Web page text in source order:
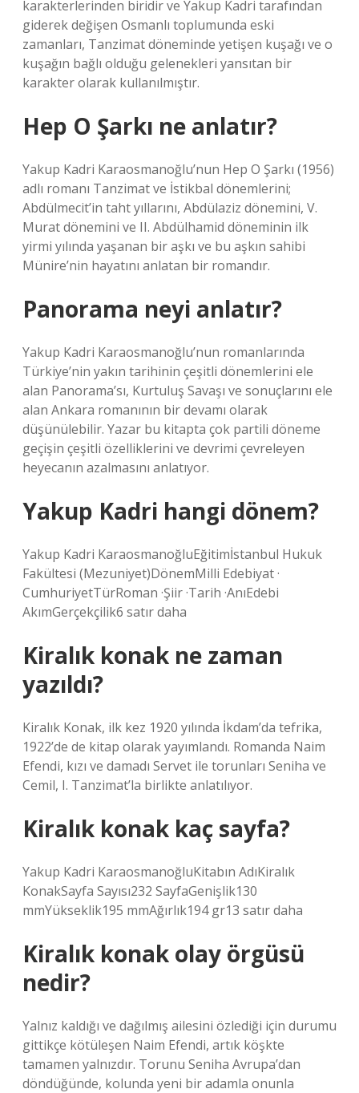
karakterlerinden biridir ve Yakup Kadri tarafından
giderek değişen Osmanlı toplumunda eski
zamanları, Tanzimat döneminde yetişen kuşağı ve o
kuşağın bağlı olduğu gelenekleri yansıtan bir
karakter olarak kullanılmıştır.
Hep O Şarkı ne anlatır?
Yakup Kadri Karaosmanoğlu’nun Hep O Şarkı (1956)
adlı romanı Tanzimat ve İstikbal dönemlerini;
Abdülmecit’in taht yıllarını, Abdülaziz dönemini, V.
Murat dönemini ve II. Abdülhamid döneminin ilk
yirmi yılında yaşanan bir aşkı ve bu aşkın sahibi
Münire’nin hayatını anlatan bir romandır.
Panorama neyi anlatır?
Yakup Kadri Karaosmanoğlu’nun romanlarında
Türkiye’nin yakın tarihinin çeşitli dönemlerini ele
alan Panorama’sı, Kurtuluş Savaşı ve sonuçlarını ele
alan Ankara romanının bir devamı olarak
düşünülebilir. Yazar bu kitapta çok partili döneme
geçişin çeşitli özelliklerini ve devrimi çevreleyen
heyecanın azalmasını anlatıyor.
Yakup Kadri hangi dönem?
Yakup Kadri KaraosmanoğluEğitimİstanbul Hukuk
Fakültesi (Mezuniyet)DönemMilli Edebiyat ·
CumhuriyetTürRoman ·Şiir ·Tarih ·AnıEdebi
AkımGerçekçilik6 satır daha
Kiralık konak ne zaman
yazıldı?
Kiralık Konak, ilk kez 1920 yılında İkdam’da tefrika,
1922’de de kitap olarak yayımlandı. Romanda Naim
Efendi, kızı ve damadı Servet ile torunları Seniha ve
Cemil, I. Tanzimat’la birlikte anlatılıyor.
Kiralık konak kaç sayfa?
Yakup Kadri KaraosmanoğluKitabın AdıKiralık
KonakSayfa Sayısı232 SayfaGenişlik130
mmYükseklik195 mmAğırlık194 gr13 satır daha
Kiralık konak olay örgüsü
nedir?
Yalnız kaldığı ve dağılmış ailesini özlediği için durumu
gittikçe kötüleşen Naim Efendi, artık köşkte
tamamen yalnızdır. Torunu Seniha Avrupa’dan
döndüğünde, kolunda yeni bir adamla onunla